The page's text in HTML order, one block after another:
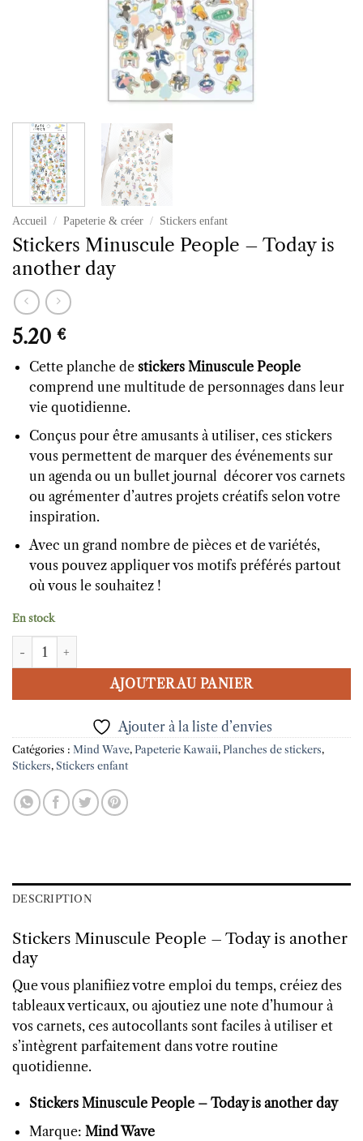
Accueil / Papeterie & créer / Stickers enfant
Stickers Minuscule People – Today is
another day
5.20 €
Cette planche de stickers Minuscule People
comprend une multitude de personnages dans leur
vie quotidienne.
Conçus pour être amusants à utiliser, ces stickers
vous permettent de marquer des événements sur
un agenda ou un bullet journal décorer vos carnets
ou agrémenter d’autres projets créatifs selon votre
inspiration.
Avec un grand nombre de pièces et de variétés,
vous pouvez appliquer vos motifs préférés partout
où vous le souhaitez !
En stock
quantité de Stickers Minuscule People - Today is another day
AJOUTER AU PANIER
Ajouter à la liste d’envies
Catégories : Mind Wave, Papeterie Kawaii, Planches de stickers,
Stickers, Stickers enfant
DESCRIPTION
Stickers Minuscule People – Today is another
day
Que vous planifiiez votre emploi du temps, créiez des
tableaux verticaux, ou ajoutiez une note d’humour à
vos carnets, ces autocollants sont faciles à utiliser et
s’intègrent parfaitement dans votre routine
quotidienne.
Stickers Minuscule People – Today is another day
Marque: Mind Wave